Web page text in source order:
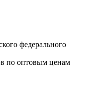
федерального
по оптовым ценам